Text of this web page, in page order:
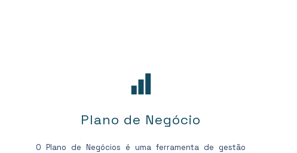
Plano de Negócio
O Plano de Negócios é uma ferramenta de gestão